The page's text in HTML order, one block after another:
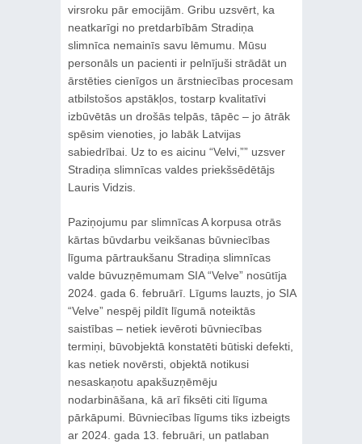
virsroku pār emocijām. Gribu uzsvērt, ka
neatkarīgi no pretdarbībām Stradiņa
slimnīca nemainīs savu lēmumu. Mūsu
personāls un pacienti ir pelnījuši strādāt un
ārstēties cienīgos un ārstniecības procesam
atbilstošos apstākļos, tostarp kvalitatīvi
izbūvētās un drošās telpās, tāpēc – jo ātrāk
spēsim vienoties, jo labāk Latvijas
sabiedrībai. Uz to es aicinu “Velvi,”” uzsver
Stradiņa slimnīcas valdes priekšsēdētājs
Lauris Vidzis.
Paziņojumu par slimnīcas A korpusa otrās
kārtas būvdarbu veikšanas būvniecības
līguma pārtraukšanu Stradiņa slimnīcas
valde būvuzņēmumam SIA “Velve” nosūtīja
2024. gada 6. februārī. Līgums lauzts, jo SIA
“Velve” nespēj pildīt līgumā noteiktās
saistības – netiek ievēroti būvniecības
termiņi, būvobjektā konstatēti būtiski defekti,
kas netiek novērsti, objektā notikusi
nesaskaņotu apakšuzņēmēju
nodarbināšana, kā arī fiksēti citi līguma
pārkāpumi. Būvniecības līgums tiks izbeigts
ar 2024. gada 13. februāri, un patlaban